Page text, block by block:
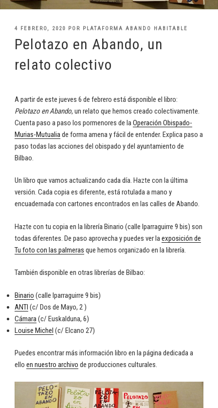
PUBLICADO
4 FEBRERO, 2020 POR PLATAFORMA ABANDO HABITABLE
Pelotazo en Abando, un
relato colectivo
A partir de este jueves 6 de febrero está disponible el libro:
Pelotazo en Abando, un relato que hemos creado colectivamente.
Cuenta paso a paso los pormenores de laOperación Obispado-
Murias-Mutualiade forma amena y fácil de entender. Explica paso a
paso todas las acciones del obispado y del ayuntamiento de
Bilbao.
Un libro que vamos actualizando cada día. Hazte con la última
versión. Cada copia es diferente, está rotulada a mano y
encuadernada con cartones encontrados en las calles de Abando.
Hazte con tu copia en la librería Binario (calle Iparraguirre 9 bis) son
todas diferentes. De paso aprovecha y puedes ver laexposición de
Tu foto con las palmeras que hemos organizado en la librería.
También disponible en otras librerías de Bilbao:
Binario (calle Iparraguirre 9 bis)
ANTI (c/ Dos de Mayo, 2 )
Cámara(c/ Euskalduna, 6)
Louise Michel (c/ Elcano 27)
Puedes encontrar más información libro en la página dedicada a
ello en nuestro archivo de producciones culturales.